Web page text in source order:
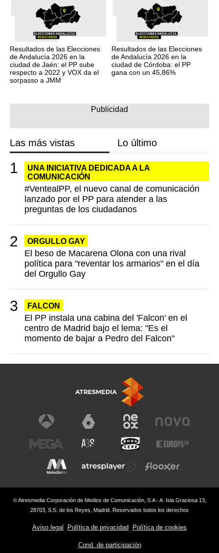
Resultados de las Elecciones
de Andalucía 2026 en la
ciudad de Jaén: el PP sube
respecto a 2022 y VOX da el
sorpasso a JMM
Resultados de las Elecciones
de Andalucía 2026 en la
ciudad de Córdoba: el PP
gana con un 45,86%
Las más vistas Lo último
UNA INICIATIVA DEDICADA A LA
COMUNICACIÓN
#VentealPP, el nuevo canal de comunicación
lanzado por el PP para atender a las
preguntas de los ciudadanos
ORGULLO GAY
El beso de Macarena Olona con una rival
política para "reventar los armarios" en el día
del Orgullo Gay
FALCON
El PP instala una cabina del 'Falcon' en el
centro de Madrid bajo el lema: "Es el
momento de bajar a Pedro del Falcon"
© Atresmedia Corporación de Medios de Comunicación, S.A - A. Isla Graciosa 13,
28703, S.S. de los Reyes, Madrid. Reservados todos los derechos
Aviso legal Política de privacidad Política de cookies
Cond. de participación